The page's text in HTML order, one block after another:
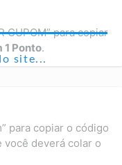
site...
CUPOM” para copiar
1 Ponto.
para copiar o código
você deverá colar o